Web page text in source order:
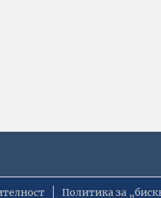
Политика за